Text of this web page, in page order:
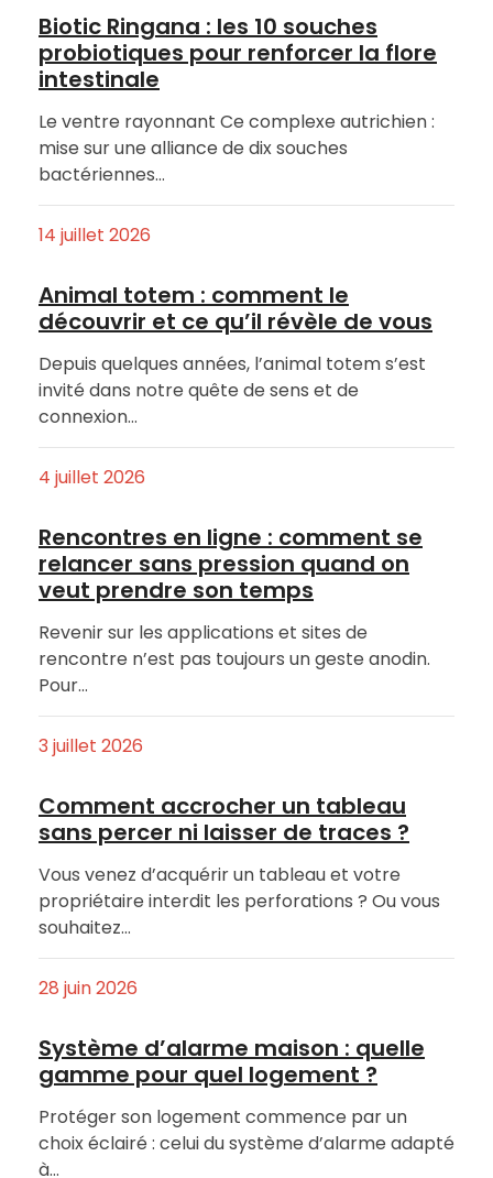
Biotic Ringana : les 10 souches
probiotiques pour renforcer la flore
intestinale
Le ventre rayonnant Ce complexe autrichien :
mise sur une alliance de dix souches
bactériennes…
14 juillet 2026
Animal totem : comment le
découvrir et ce qu’il révèle de vous
Depuis quelques années, l’animal totem s’est
invité dans notre quête de sens et de
connexion…
4 juillet 2026
Rencontres en ligne : comment se
relancer sans pression quand on
veut prendre son temps
Revenir sur les applications et sites de
rencontre n’est pas toujours un geste anodin.
Pour…
3 juillet 2026
Comment accrocher un tableau
sans percer ni laisser de traces ?
Vous venez d’acquérir un tableau et votre
propriétaire interdit les perforations ? Ou vous
souhaitez…
28 juin 2026
Système d’alarme maison : quelle
gamme pour quel logement ?
Protéger son logement commence par un
choix éclairé : celui du système d’alarme adapté
à…